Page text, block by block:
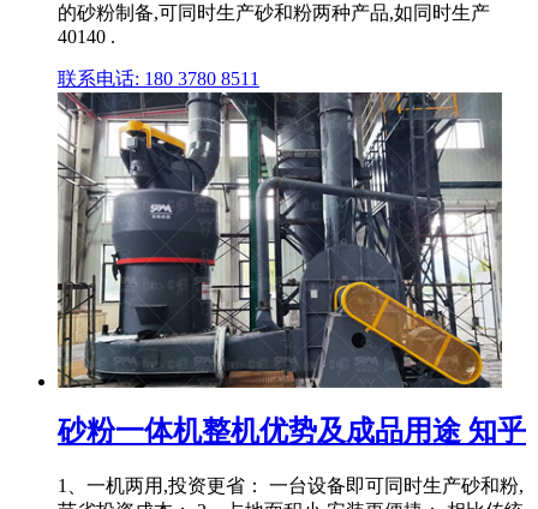
的砂粉制备,可同时生产砂和粉两种产品,如同时生产
40140 .
联系电话: 180 3780 8511
砂粉一体机整机优势及成品用途 知乎
1、一机两用,投资更省： 一台设备即可同时生产砂和粉,